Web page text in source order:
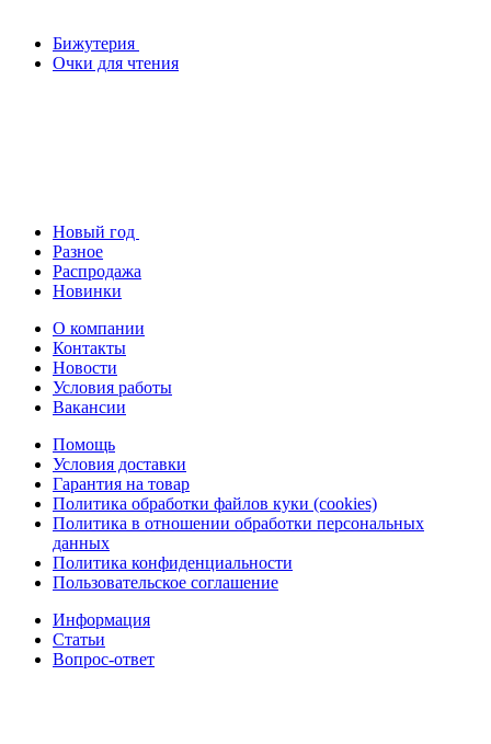
Бижутерия
Очки для чтения
Новый год
Разное
Распродажа
Новинки
О компании
Контакты
Новости
Условия работы
Вакансии
Помощь
Условия доставки
Гарантия на товар
Политика обработки файлов куки (cookies)
Политика в отношении обработки персональных
данных
Политика конфиденциальности
Пользовательское соглашение
Информация
Статьи
Вопрос-ответ